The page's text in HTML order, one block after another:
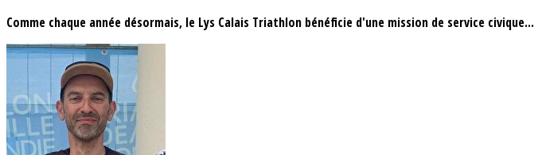
Comme chaque année désormais, le Lys Calais Triathlon bénéficie d'une mission de service civique...